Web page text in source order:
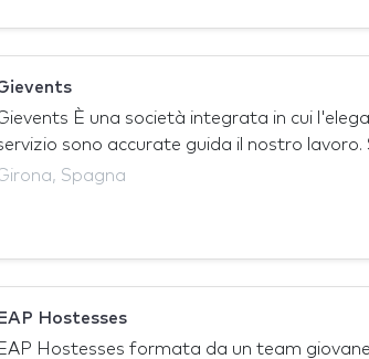
È una società integrata in cui
sono accurate guida il nostro lavoro.
Spagna
EAP Hostesses
EAP Hostesses formata da un team